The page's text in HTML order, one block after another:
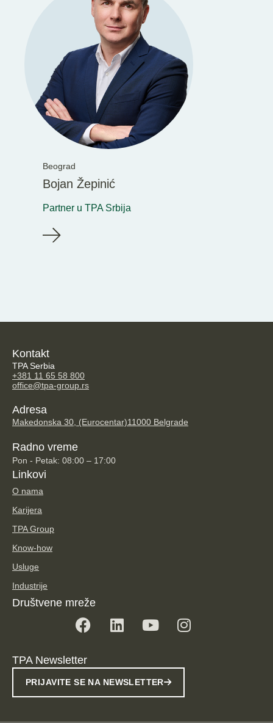
Beograd
Bojan Žepinić
Partner u TPA Srbija
Kontakt
TPA Serbia
+381 11 65 58 800
office@tpa-group.rs
Adresa
Makedonska 30, (Eurocentar)11000 Belgrade
Radno vreme
Pon - Petak: 08:00 – 17:00
Linkovi
O nama
Karijera
TPA Group
Know-how
Usluge
Industrije
Društvene mreže
TPA Newsletter
PRIJAVITE SE NA NEWSLETTER